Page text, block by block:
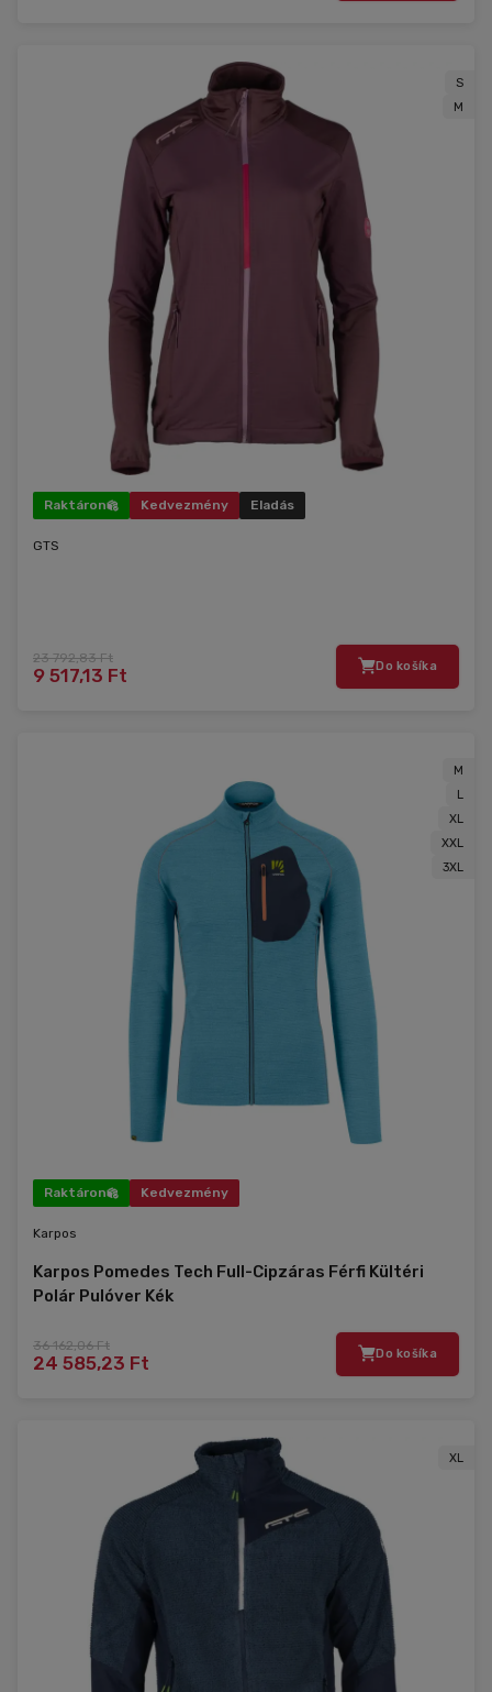
S
M
Raktáron Kedvezmény Eladás
GTS
23 792,83 Ft
9 517,13 Ft Do košíka
M
L
XL
XXL
3XL
Raktáron Kedvezmény
Karpos
Karpos Pomedes Tech Full-Cipzáras Férfi Kültéri
Polár Pulóver Kék
36 162,06 Ft
24 585,23 Ft Do košíka
XL